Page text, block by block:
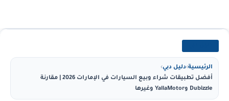
الرئيسية›دليل دبي›
أفضل تطبيقات شراء وبيع السيارات في الإمارات 2026 | مقارنة
Dubizzle وYallaMotor وغيرها